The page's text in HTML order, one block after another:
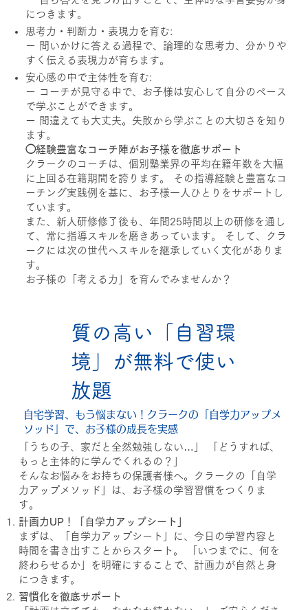
につきます。
思考力・判断力・表現力を育む:
ー 問いかけに答える過程で、論理的な思考力、分かりや
すく伝える表現力が育ちます。
安心感の中で主体性を育む:
ー コーチが見守る中で、お子様は安心して自分のペース
で学ぶことができます。
ー 間違えても大丈夫。失敗から学ぶことの大切さを知り
ます。
◯経験豊富なコーチ陣がお子様を徹底サポート
クラークのコーチは、個別塾業界の平均在籍年数を大幅
に上回る在籍期間を誇ります。 その指導経験と豊富なコ
ーチング実践例を基に、お子様一人ひとりをサポートし
ています。
また、新人研修修了後も、年間25時間以上の研修を通し
て、常に指導スキルを磨きあっています。 そして、クラ
ークには次の世代へスキルを継承していく文化がありま
す。
お子様の「考える力」を育んでみませんか？
質の高い「自習環
境」が無料で使い
放題
自宅学習、もう悩まない！クラークの「自学力アップメ
ソッド」で、お子様の成長を実感
「うちの子、家だと全然勉強しない…」 「どうすれば、
もっと主体的に学んでくれるの？」
そんなお悩みをお持ちの保護者様へ。クラークの「自学
力アップメソッド」は、お子様の学習習慣をつくりま
す。
計画力UP！「自学力アップシート」
まずは、「自学力アップシート」に、今日の学習内容と
時間を書き出すことからスタート。 「いつまでに、何を
終わらせるか」を明確にすることで、計画力が自然と身
につきます。
習慣化を徹底サポート